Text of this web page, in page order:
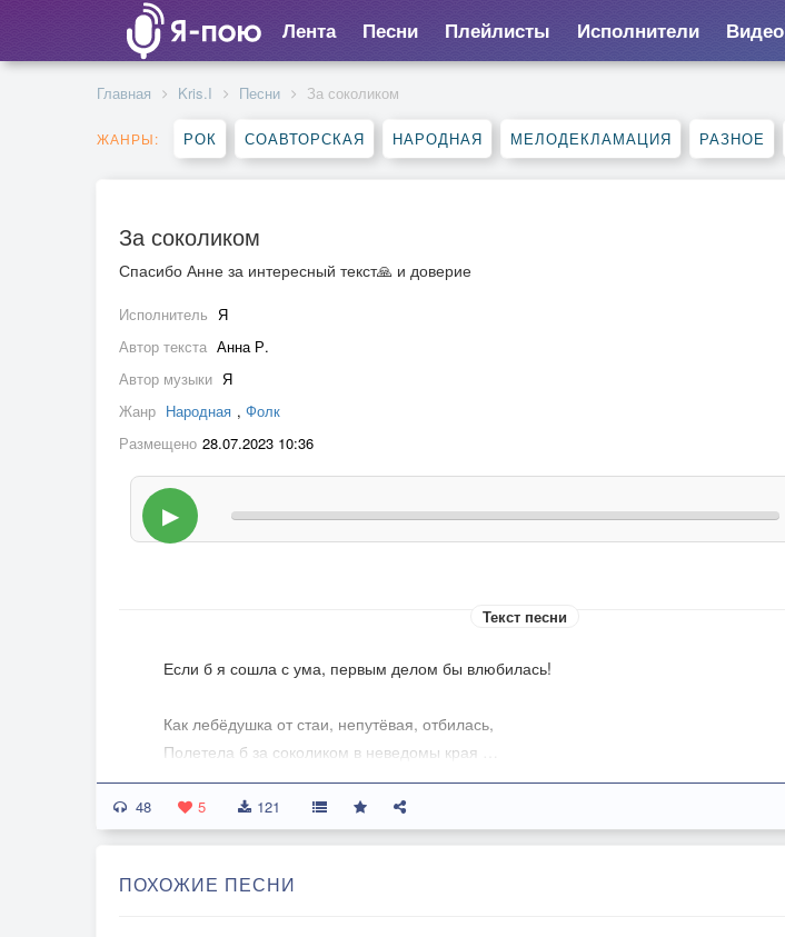
Лента Песни Плейлисты Исполнители Видео
Главная Kris.I Песни За соколиком
ЖАНРЫ: РОК СОАВТОРСКАЯ НАРОДНАЯ МЕЛОДЕКЛАМАЦИЯ РАЗНОЕ
За соколиком
Спасибо Анне за интересный текст🙏 и доверие
Исполнитель Я
Автор текста Анна Р.
Автор музыки Я
Жанр Народная , Фолк
Размещено 28.07.2023 10:36
▶
Текст песни
Если б я сошла с ума, первым делом бы влюбилась!
Как лебёдушка от стаи, непутёвая, отбилась,
Полетела б за соколиком в неведомы края …
Или рыбкой золотою поплыла за ним бы я –
Исполнять его желания покорно, молчаливо …
К своему самцу-оленю, победителю, герою …
48 5 121
ПОХОЖИЕ ПЕСНИ